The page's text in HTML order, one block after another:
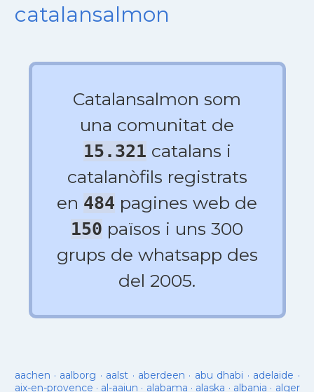
catalansalmon
Catalansalmon som
una comunitat de
15.321 catalans i
catalanòfils registrats
en 484 pagines web de
150 països i uns 300
grups de whatsapp des
del 2005.
aachen · aalborg · aalst · aberdeen · abu dhabi · adelaide ·
aix-en-provence · al-aaiun · alabama · alaska · albania · alger